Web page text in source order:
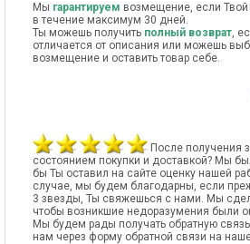
Мы гарантируем возмещение, если Твой
в течение максимум 30 дней.
Ты можешь получить полный возврат,
отличается от описания или можешь
возмещение и оставить товар себе.
После получения
состоянием покупки и доставкой? Мы
бы Ты оставил на сайте оценку нашей
случае, мы будем благодарны, если
3 звезды, Ты свяжешься с нами. Мы
чтобы возникшие недоразумения были
Мы будем рады получать обратную
нам через форму обратной связи на